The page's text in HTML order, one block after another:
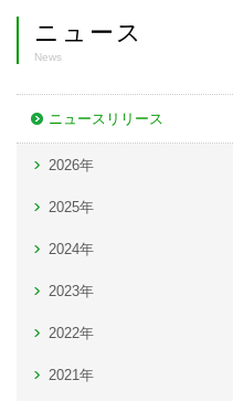
ニュース
News
ニュースリリース
2026年
2025年
2024年
2023年
2022年
2021年